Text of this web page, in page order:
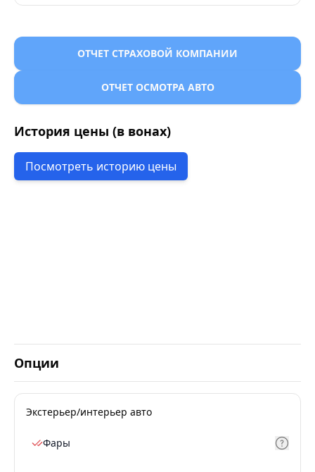
ОТЧЕТ СТРАХОВОЙ КОМПАНИИ
ОТЧЕТ ОСМОТРА АВТО
История цены (в вонах)
Посмотреть историю цены
Опции
Экстерьер/интерьер авто
Фары